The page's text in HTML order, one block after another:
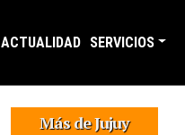
ACTUALIDAD SERVICIOS
Más de Jujuy
venta de la
Pachamama”,